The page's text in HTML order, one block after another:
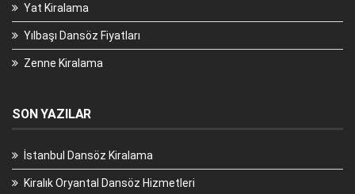
Yat Kiralama
Yılbaşı Dansöz Fiyatları
Zenne Kiralama
SON YAZILAR
İstanbul Dansöz Kiralama
Kiralık Oryantal Dansöz Hizmetleri